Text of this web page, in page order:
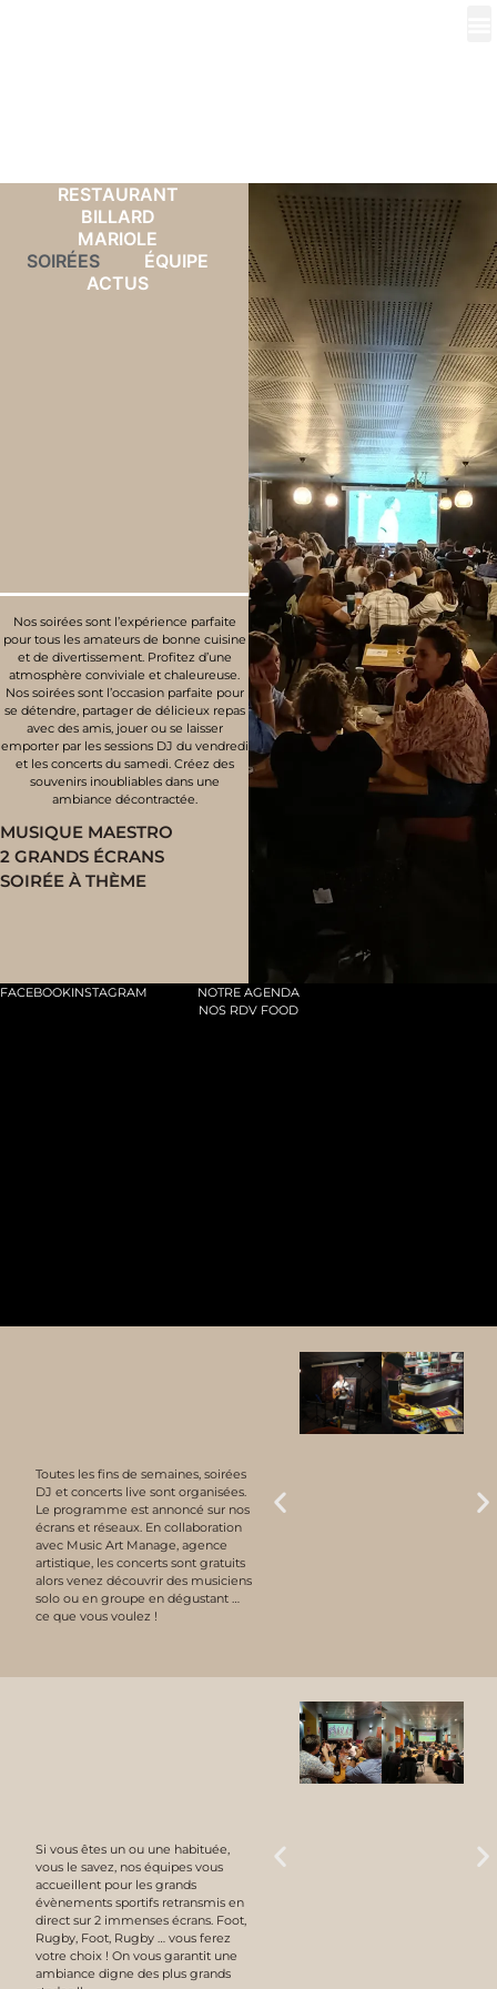
RESTAURANT
BILLARD
MARIOLE
SOIRÉES
ÉQUIPE
ACTUS
Nos soirées sont l’expérience parfaite
pour tous les amateurs de bonne cuisine
et de divertissement. Profitez d’une
atmosphère conviviale et chaleureuse.
Nos soirées sont l’occasion parfaite pour
se détendre, partager de délicieux repas
avec des amis, jouer ou se laisser
emporter par les sessions DJ du vendredi
et les concerts du samedi. Créez des
souvenirs inoubliables dans une
ambiance décontractée.
MUSIQUE MAESTRO
2 GRANDS ÉCRANS
SOIRÉE À THÈME
FACEBOOKINSTAGRAM
NOTRE AGENDA
NOS RDV FOOD
Toutes les fins de semaines, soirées
DJ et concerts live sont organisées.
Le programme est annoncé sur nos
écrans et réseaux. En collaboration
avec Music Art Manage, agence
artistique, les concerts sont gratuits
alors venez découvrir des musiciens
solo ou en groupe en dégustant …
ce que vous voulez !
Si vous êtes un ou une habituée,
vous le savez, nos équipes vous
accueillent pour les grands
évènements sportifs retransmis en
direct sur 2 immenses écrans. Foot,
Rugby, Foot, Rugby … vous ferez
votre choix ! On vous garantit une
ambiance digne des plus grands